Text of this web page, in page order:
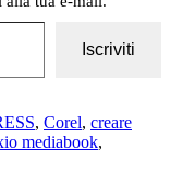
Iscriviti
, Corel, creare
mediabook,